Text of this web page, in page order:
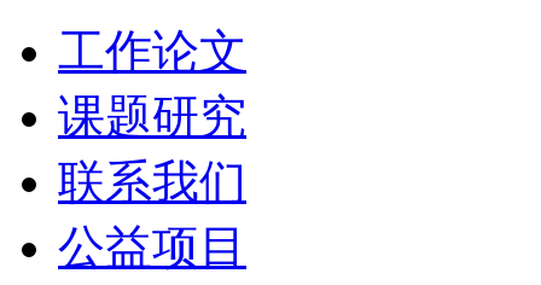
工作论文
课题研究
联系我们
公益项目